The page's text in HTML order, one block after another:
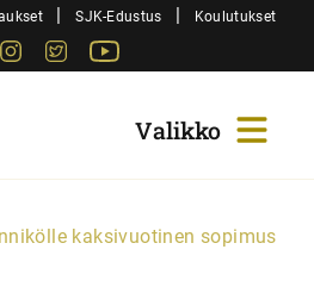
| SJK-Edustus | Koulutukset
Instagram
Twitter
kaksivuotinen sopimus